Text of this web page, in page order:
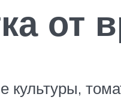
от
культуры,